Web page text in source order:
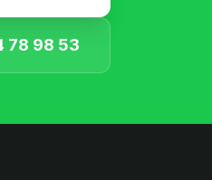
78 98 53